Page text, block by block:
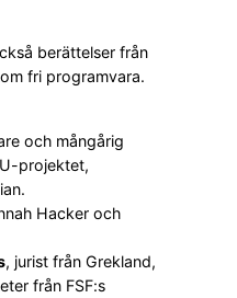
berättelser från
fri programvara.
och mångårig
projektet,
Hacker och
, jurist från Grekland,
från FSF:s